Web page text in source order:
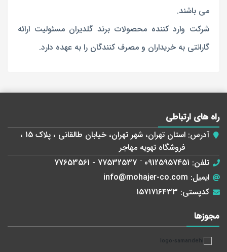
می باشند.
شرکت وارد کننده محصولات برند گلدیران مسئولیت ارائه
گارانتی به خریداران و مصرف کنندگان را به عهده دارد.
راه های ارتباطی
آدرس:
استان تهران، شهر تهران، خیابان طالقانی ، پلاک 15 ،
فروشگاه تهویه مهاجر
تلفن: 09125957451
-
77532537 - 77653561
ایمیل: info@mohajer-co.com
کدپستی: 1571716433
مجوز‌ها